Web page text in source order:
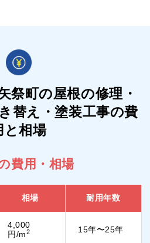
祭町の屋根の修理・
替え・塗装工事の費
と相場
費用・相場
相場 耐用年数
4,000
円/m2 15年〜25年